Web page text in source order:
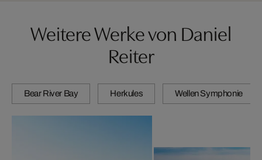
Weitere Werke von Daniel
Reiter
Bear River Bay Herkules Wellen Symphonie